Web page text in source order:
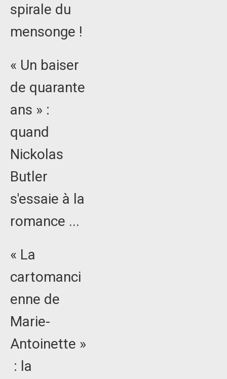
spirale du
mensonge !
« Un baiser
de quarante
ans » :
quand
Nickolas
Butler
s'essaie à la
romance ...
« La
cartomanci
enne de
Marie-
Antoinette »
: la